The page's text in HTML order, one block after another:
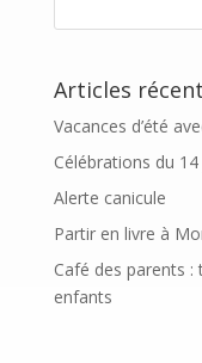
Articles
Vacances d’été
Célébrations du
Alerte canicule
Partir en livre à
Café des parents
enfants